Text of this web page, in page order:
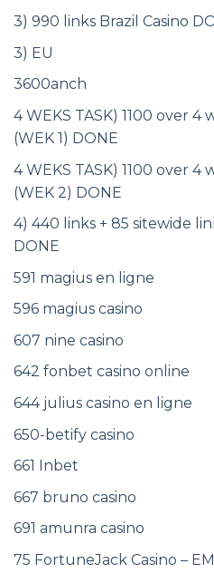
3) 990 links Brazil Casino
3) EU
3600anch
4 WEKS TASK) 1100 over 4
(WEK 1) DONE
4 WEKS TASK) 1100 over 4
(WEK 2) DONE
4) 440 links + 85 sitewide
DONE
591 magius en ligne
596 magius casino
607 nine casino
642 fonbet casino online
644 julius casino en ligne
650-betify casino
661 Inbet
667 bruno casino
691 amunra casino
75 FortuneJack Casino –